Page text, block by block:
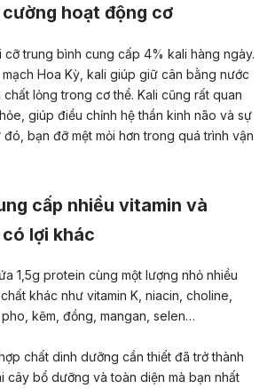
hoạt động cơ
cỡ trung bình cung cấp 4% kali hàng ngày.
Hoa Kỳ, kali giúp giữ cân bằng nước
lỏng trong cơ thể. Kali cũng rất quan
giúp điều chỉnh hệ thần kinh não và sự
bạn đỡ mệt mỏi hơn trong quá trình vận
cấp nhiều vitamin và
lợi khác
1,5g protein cùng một lượng nhỏ nhiều
khác như vitamin K, niacin, choline,
kẽm, đồng, mangan, selen…
chất dinh dưỡng cần thiết đã trở thành
cây bổ dưỡng và toàn diện mà bạn nhất